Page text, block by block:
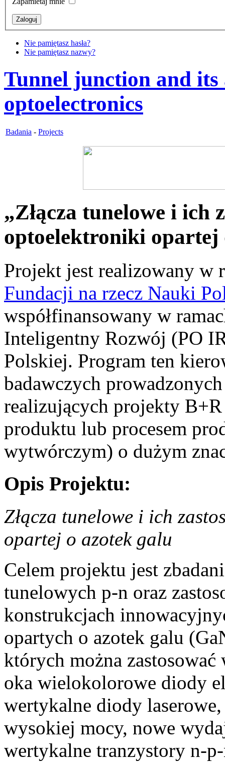
Nie pamiętasz hasła?
Nie pamiętasz nazwy?
Tunnel junction and
optoelectronics
Badania - Projects
„Złącza tunelowe i ich
optoelektroniki opartej
Projekt jest realizowany w
Fundacji na rzecz Nauki
współfinansowany w
Inteligentny Rozwój (PO
Polskiej. Program ten
badawczych
realizujących projekty
produktu lub procesem
wytwórczym) o dużym
Opis Projektu:
Złącza tunelowe i ich
opartej o azotek galu
Celem projektu jest
tunelowych p-n oraz
konstrukcjach
opartych o azotek galu
których można
oka wielokolorowe diody
wertykalne diody
wysokiej mocy, nowe
wertykalne tranzystory n-